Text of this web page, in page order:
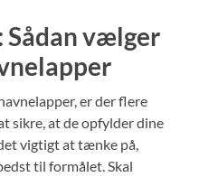
Sådan vælger
er der flere
sikre, at de opfylder dine
vigtigt at tænke på,
til formålet. Skal